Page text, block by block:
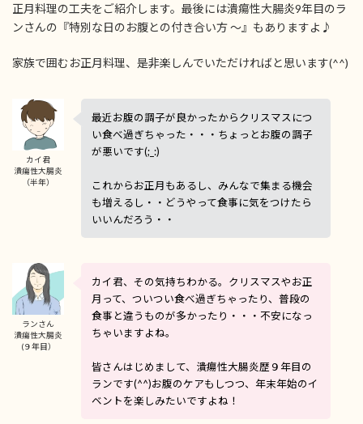
正月料理の工夫をご紹介します。最後には潰瘍性大腸炎9年目のラ
ンさんの『特別な日のお腹との付き合い方 ～』もありますよ♪
家族で囲むお正月料理、是非楽しんでいただければと思います(^^)
カイ君
潰瘍性大腸炎
（半年）
最近お腹の調子が良かったからクリスマスにつ
い食べ過ぎちゃった・・・ちょっとお腹の調子
が悪いです(;_:)
これからお正月もあるし、みんなで集まる機会
も増えるし・・どうやって食事に気をつけたら
いいんだろう・・
ランさん
潰瘍性大腸炎
(９年目）
カイ君、その気持ちわかる。クリスマスやお正
月って、ついつい食べ過ぎちゃったり、普段の
食事と違うものが多かったり・・・不安になっ
ちゃいますよね。
皆さんはじめまして、潰瘍性大腸炎歴９年目の
ランです(^^)お腹のケアもしつつ、年末年始のイ
ベントを楽しみたいですよね！